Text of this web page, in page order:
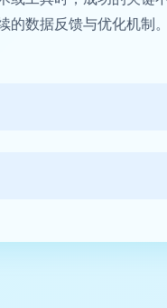
数据反馈与优化机制